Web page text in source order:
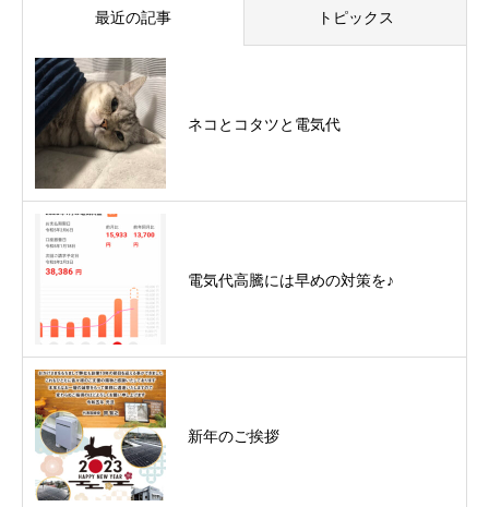
最近の記事 トピックス
ネコとコタツと電気代
電気代高騰には早めの対策を♪
新年のご挨拶